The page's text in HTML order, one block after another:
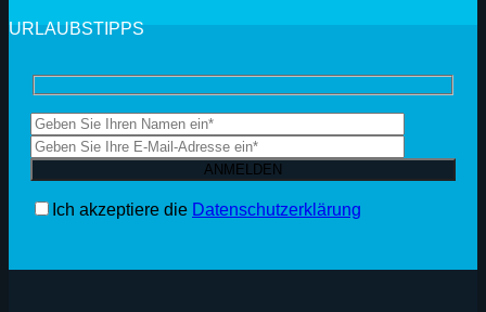
URLAUBSTIPPS
Ich akzeptiere die Datenschutzerklärung